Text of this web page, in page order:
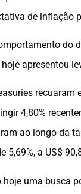
de inflação
do
apresentou
recuaram
4,80%
ao longo da
5,69%, a US$
hoje uma busca